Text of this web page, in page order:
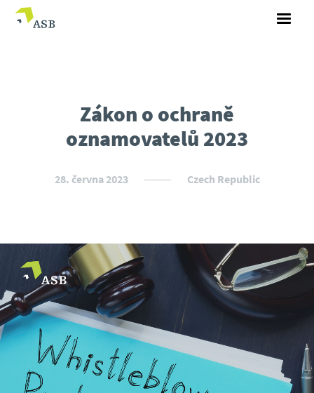
Zákon o ochraně
oznamovatelů 2023
28. června 2023 Czech Republic